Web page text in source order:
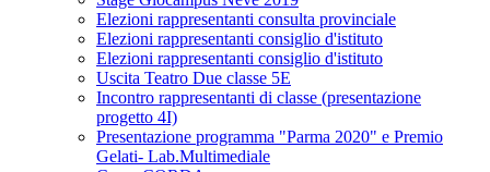
Elezioni rappresentanti consulta provinciale
Elezioni rappresentanti consiglio d'istituto
Elezioni rappresentanti consiglio d'istituto
Uscita Teatro Due classe 5E
Incontro rappresentanti di classe (presentazione
progetto 4I)
Presentazione programma "Parma 2020" e Premio
Gelati- Lab.Multimediale